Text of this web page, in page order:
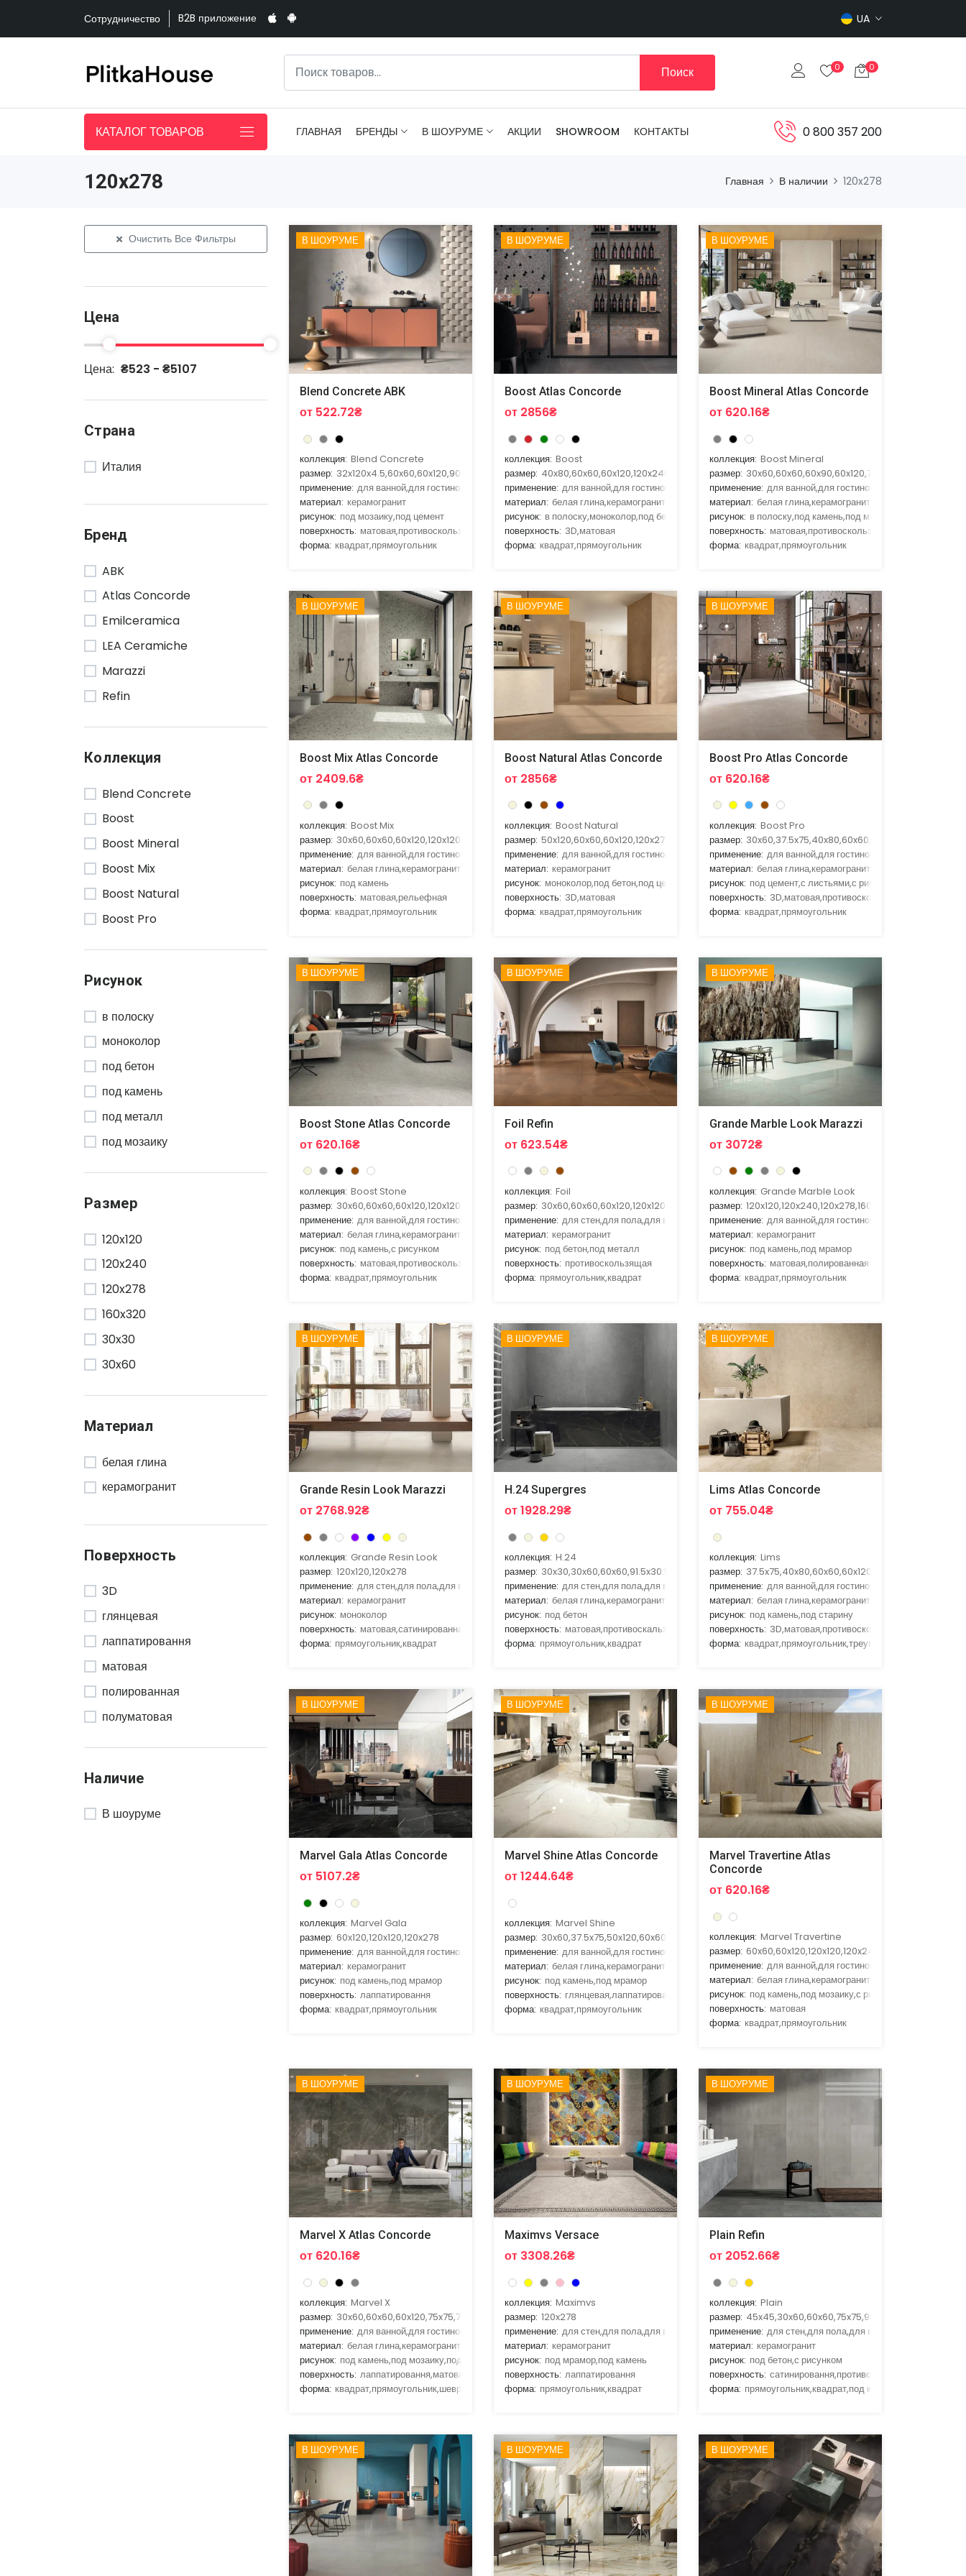
Сотрудничество B2B приложение UA
Поиск 0 0
КАТАЛОГ ТОВАРОВ ГЛАВНАЯ БРЕНДЫ В ШОУРУМЕ АКЦИИ SHOWROOM КОНТАКТЫ 0 800 357 200
120x278 Главная В наличии 120x278
Очистить Все Фильтры
Цена
Цена: ₴523 - ₴5107
Страна
Италия
Бренд
ABK
Atlas Concorde
Emilceramica
LEA Ceramiche
Marazzi
Refin
Коллекция
Blend Concrete
Boost
Boost Mineral
Boost Mix
Boost Natural
Boost Pro
Grande Marble Look
Grande Resin Look
H.24
Lims
Marvel Gala
Marvel Shine
Marvel Travertine
Marvel X
Prism
Synestesia
Tele di Marmo Onyx
Рисунок
в полоску
моноколор
под бетон
под камень
под металл
под мозаику
под цемент
с листьями
с рисунком
Размер
120x120
120x240
120x278
160x320
30x30
30x60
40x80
45x45
50x120
60x90
75x150
75x75
90x90
91.5x30.5
Материал
белая глина
керамогранит
Поверхность
3D
глянцевая
лаппатировання
матовая
полированная
полуматовая
сатинированная
Наличие
В шоуруме
В ШОУРУМЕ
Blend Concrete ABK
от 522.72₴
коллекция: Blend Concrete
размер: 32x120x4.5,60x60,60x120,90x90,120x120
применение: для ванной,для гостиной,для улицы,для фасада
материал: керамогранит
рисунок: под мозаику,под цемент
поверхность: матовая,противоскользящая
форма: квадрат,прямоугольник
В ШОУРУМЕ
Boost Atlas Concorde
от 2856₴
коллекция: Boost
размер: 40x80,60x60,60x120,120x240,120x278
применение: для ванной,для гостиной,для улицы,для фасада
материал: белая глина,керамогранит
рисунок: в полоску,моноколор,под бетон,под мозаику
поверхность: 3D,матовая
форма: квадрат,прямоугольник
В ШОУРУМЕ
Boost Mineral Atlas Concorde
от 620.16₴
коллекция: Boost Mineral
размер: 30x60,60x60,60x90,60x120,75x75
применение: для ванной,для гостиной,для кухни,для
материал: белая глина,керамогранит
рисунок: в полоску,под камень,под мозаику,с рисунком
поверхность: матовая,противоскользящая
форма: квадрат,прямоугольник
В ШОУРУМЕ
Boost Mix Atlas Concorde
от 2409.6₴
коллекция: Boost Mix
размер: 30x60,60x60,60x120,120x120,120x278
применение: для ванной,для гостиной,для улицы,для фасада
материал: белая глина,керамогранит
рисунок: под камень
поверхность: матовая,рельефная
форма: квадрат,прямоугольник
В ШОУРУМЕ
Boost Natural Atlas Concorde
от 2856₴
коллекция: Boost Natural
размер: 50x120,60x60,60x120,120x278
применение: для ванной,для гостиной,для улицы,для фасада
материал: керамогранит
рисунок: моноколор,под бетон,под цемент
поверхность: 3D,матовая
форма: квадрат,прямоугольник
В ШОУРУМЕ
Boost Pro Atlas Concorde
от 620.16₴
коллекция: Boost Pro
размер: 30x60,37.5x75,40x80,60x60,60x120
применение: для ванной,для гостиной,для улицы,для
материал: белая глина,керамогранит
рисунок: под цемент,с листьями,с рисунком
поверхность: 3D,матовая,противоскользящая,рельефная
форма: квадрат,прямоугольник
В ШОУРУМЕ
Boost Stone Atlas Concorde
от 620.16₴
коллекция: Boost Stone
размер: 30x60,60x60,60x120,120x120,120x278
применение: для ванной,для гостиной,для улицы,для кухни
материал: белая глина,керамогранит
рисунок: под камень,с рисунком
поверхность: матовая,противоскользящая
форма: квадрат,прямоугольник
В ШОУРУМЕ
Foil Refin
от 623.54₴
коллекция: Foil
размер: 30x60,60x60,60x120,120x120,120x278
применение: для стен,для пола,для ванной,для гостиной,для кухни
материал: керамогранит
рисунок: под бетон,под металл
поверхность: противоскользящая
форма: прямоугольник,квадрат
В ШОУРУМЕ
Grande Marble Look Marazzi
от 3072₴
коллекция: Grande Marble Look
размер: 120x120,120x240,120x278,160x320
применение: для ванной,для гостиной,для улицы,для
материал: керамогранит
рисунок: под камень,под мрамор
поверхность: матовая,полированная
форма: квадрат,прямоугольник
В ШОУРУМЕ
Grande Resin Look Marazzi
от 2768.92₴
коллекция: Grande Resin Look
размер: 120x120,120x278
применение: для стен,для пола,для ванной,для гостиной,для кухни
материал: керамогранит
рисунок: моноколор
поверхность: матовая,сатинированная
форма: прямоугольник,квадрат
В ШОУРУМЕ
H.24 Supergres
от 1928.29₴
коллекция: H.24
размер: 30x30,30x60,60x60,91.5x30.5,60x120
применение: для стен,для пола,для ванной,для гостиной,для кухни
материал: белая глина,керамогранит
рисунок: под бетон
поверхность: матовая,противоскальзящая,3D
форма: прямоугольник,квадрат
В ШОУРУМЕ
Lims Atlas Concorde
от 755.04₴
коллекция: Lims
размер: 37.5x75,40x80,60x60,60x120,75x75
применение: для ванной,для гостиной,для улицы,для
материал: белая глина,керамогранит
рисунок: под камень,под старину
поверхность: 3D,матовая,противоскользящая,рельефная
форма: квадрат,прямоугольник,треугольник
В ШОУРУМЕ
Marvel Gala Atlas Concorde
от 5107.2₴
коллекция: Marvel Gala
размер: 60x120,120x120,120x278
применение: для ванной,для гостиной,для кухни,для улицы,для фасада
материал: керамогранит
рисунок: под камень,под мрамор
поверхность: лаппатировання
форма: квадрат,прямоугольник
В ШОУРУМЕ
Marvel Shine Atlas Concorde
от 1244.64₴
коллекция: Marvel Shine
размер: 30x60,37.5x75,50x120,60x60,60x120
применение: для ванной,для гостиной,для кухни,для улицы,для фасада
материал: белая глина,керамогранит
рисунок: под камень,под мрамор
поверхность: глянцевая,лаппатировання,матовая
форма: квадрат,прямоугольник
В ШОУРУМЕ
Marvel Travertine Atlas
Concorde
от 620.16₴
коллекция: Marvel Travertine
размер: 60x60,60x120,120x120,120x240,120x278
применение: для ванной,для гостиной,для кухни,для
материал: белая глина,керамогранит
рисунок: под камень,под мозаику,с рисунком
поверхность: матовая
форма: квадрат,прямоугольник
В ШОУРУМЕ
Marvel X Atlas Concorde
от 620.16₴
коллекция: Marvel X
размер: 30x60,60x60,60x120,75x75,75x150
применение: для ванной,для гостиной,для улицы,для кухни,для улицы
материал: белая глина,керамогранит
рисунок: под камень,под мозаику,под мрамор
поверхность: лаппатировання,матовая,рельефная
форма: квадрат,прямоугольник,шеврон,шестиугольник,соты
В ШОУРУМЕ
Maximvs Versace
от 3308.26₴
коллекция: Maximvs
размер: 120x278
применение: для стен,для пола,для ванной,для гостиной,для кухни
материал: керамогранит
рисунок: под мрамор,под камень
поверхность: лаппатировання
форма: прямоугольник,квадрат
В ШОУРУМЕ
Plain Refin
от 2052.66₴
коллекция: Plain
размер: 45x45,30x60,60x60,75x75,90x90
применение: для стен,для пола,для ванной,для
материал: керамогранит
рисунок: под бетон,с рисунком
поверхность: сатинировання,противоскальзящая
форма: прямоугольник,квадрат,под кирпич
В ШОУРУМЕ В ШОУРУМЕ В ШОУРУМЕ